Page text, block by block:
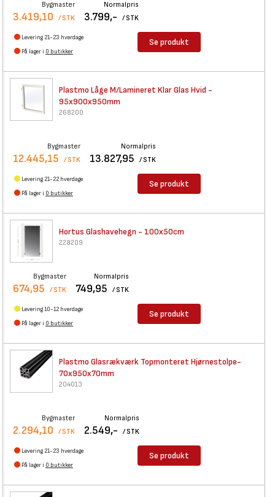
Bygmaster
3.419,10 / STK
Normalpris
3.799,- / STK
Levering 21-23 hverdage
På lager i 0 butikker
Se produkt
Plastmo Låge M/Lamineret KlarGlas Hvid -
95x900x950mm
268200
Bygmaster
12.445,15 / STK
Normalpris
13.827,95 / STK
Levering 21-22 hverdage
På lager i 0 butikker
Se produkt
Hortus Glashavehegn - 100x50cm
228209
Bygmaster
674,95 / STK
Normalpris
749,95 / STK
Levering 10-12 hverdage
På lager i 0 butikker
Se produkt
Plastmo Glasrækværk Topmonteret Hjørnestolpe-
70x950x70mm
204013
Bygmaster
2.294,10 / STK
Normalpris
2.549,- / STK
Levering 21-23 hverdage
På lager i 0 butikker
Se produkt